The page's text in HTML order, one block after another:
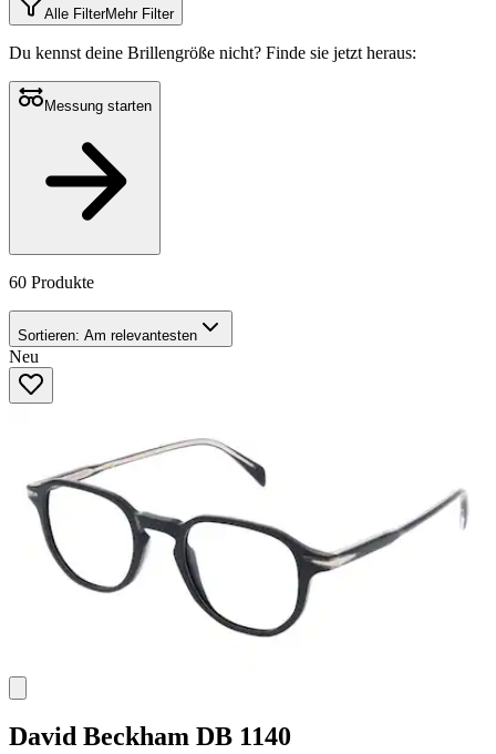
Alle FilterMehr Filter
Du kennst deine Brillengröße nicht? Finde sie jetzt heraus:
Messung starten
60 Produkte
Sortieren: Am relevantesten
Neu
David Beckham DB 1140